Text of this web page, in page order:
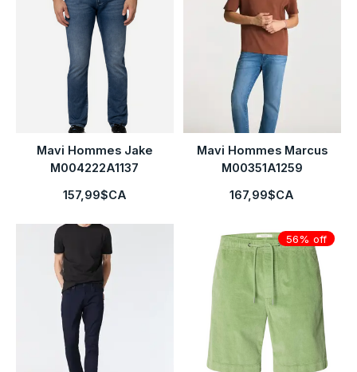
Mavi Hommes Jake
M004222A1137
157,99$CA
Mavi Hommes Marcus
M00351A1259
167,99$CA
56% off